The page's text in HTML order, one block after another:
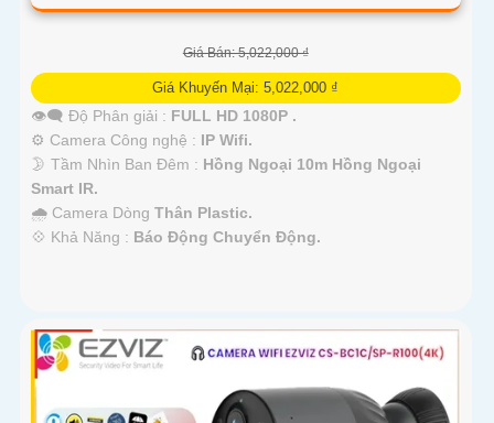
Giá Bán: 5,022,000 ₫
Giá Khuyến Mại: 5,022,000 ₫
👁️‍🗨 Độ Phân giải : FULL HD 1080P .
⚙ Camera Công nghệ : IP Wifi.
🌛 Tầm Nhìn Ban Đêm : Hồng Ngoại 10m Hồng Ngoại
Smart IR.
🌧️ Camera Dòng Thân Plastic.
️💠 Khả Năng : Báo Động Chuyển Động.